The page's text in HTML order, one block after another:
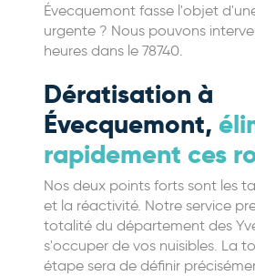
Évecquemont fasse l'objet
urgente ? Nous pouvons
heures dans le 78740.
Dératisation à
Évecquemont,
rapidement ces
Nos deux points forts sont les
et la réactivité. Notre service
totalité du département des
s'occuper de vos nuisibles. La
étape sera de définir